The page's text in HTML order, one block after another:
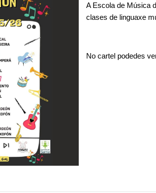
A Escola de Música
clases de linguaxe
No cartel podedes